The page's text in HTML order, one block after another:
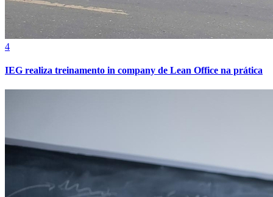
Atlético-MG
4
IEG realiza treinamento in company de Lean Office na prática